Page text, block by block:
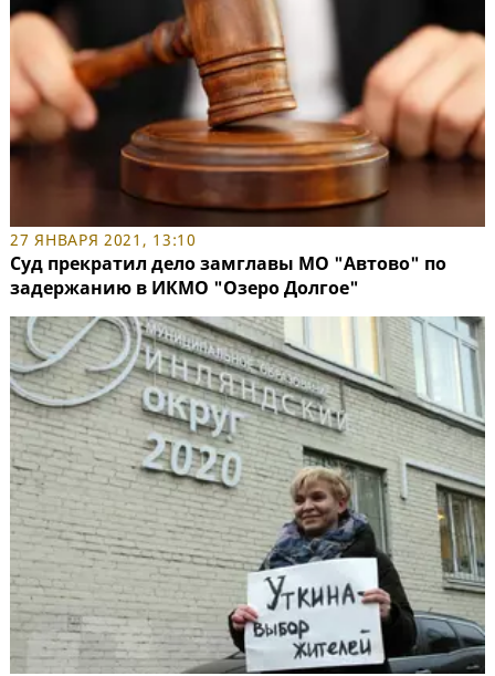
27 ЯНВАРЯ 2021, 13:10
Суд прекратил дело замглавы МО "Автово" по
задержанию в ИКМО "Озеро Долгое"